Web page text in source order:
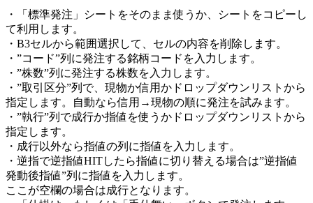
・「標準発注」シートをそのまま使うか、シートをコピーし
て利用します。
・B3セルから範囲選択して、セルの内容を削除します。
・”コード”列に発注する銘柄コードを入力します。
・”株数”列に発注する株数を入力します。
・”取引区分”列で、現物か信用かドロップダウンリストから
指定します。自動なら信用→現物の順に発注を試みます。
・”執行”列で成行か指値を使うかドロップダウンリストから
指定します。
・成行以外なら指値の列に指値を入力します。
・逆指で逆指値HITしたら指値に切り替える場合は”逆指値
発動後指値”列に指値を入力します。
ここが空欄の場合は成行となります。